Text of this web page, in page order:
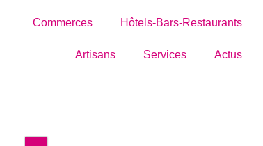
Commerces Hôtels-Bars-Restaurants
Artisans Services Actus